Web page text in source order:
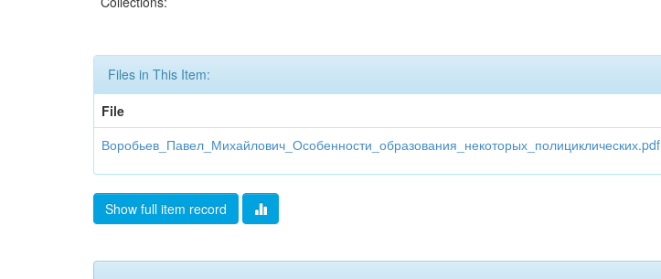
Files in This Item:
File
Воробьев_Павел_Михайлович_Особенности_образования_некоторых_полициклических.pdf
Show full item record